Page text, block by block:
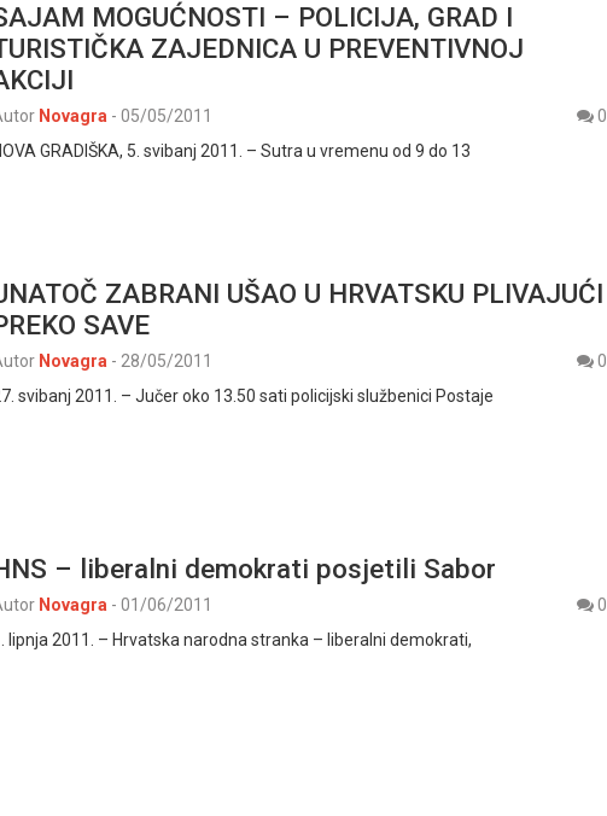
MOGUĆNOSTI – POLICIJA, GRAD I
ZAJEDNICA U PREVENTIVNOJ
Novagra - 05/05/2011
0
GRADIŠKA, 5. svibanj 2011. – Sutra u vremenu od 9 do 13
ZABRANI UŠAO U HRVATSKU PLIVAJUĆI
SAVE
Novagra - 28/05/2011
0
svibanj 2011. – Jučer oko 13.50 sati policijski službenici Postaje
– liberalni demokrati posjetili Sabor
Novagra - 01/06/2011
0
lipnja 2011. – Hrvatska narodna stranka – liberalni demokrati,